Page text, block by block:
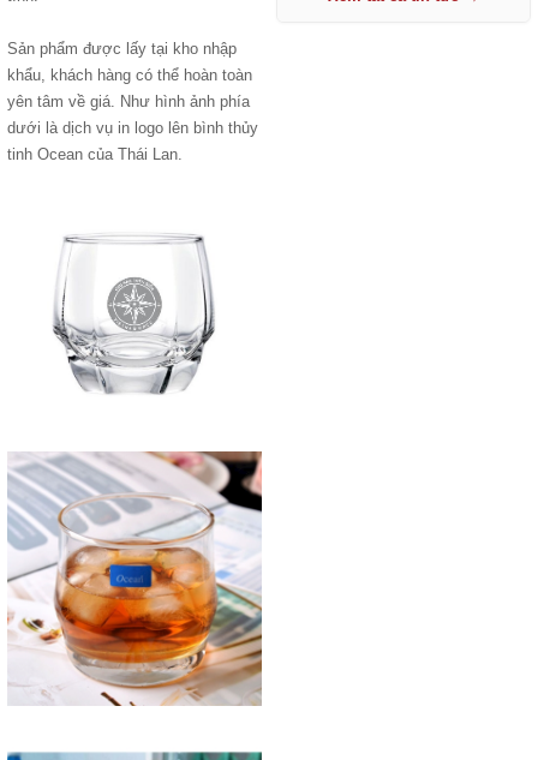
Sản phẩm được lấy tại kho nhập
khẩu, khách hàng có thể hoàn toàn
yên tâm về giá. Như hình ảnh phía
dưới là dịch vụ in logo lên bình thủy
tinh Ocean của Thái Lan.